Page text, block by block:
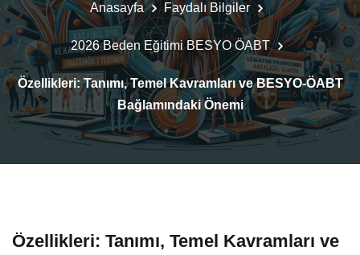
Anasayfa Faydalı Bilgiler
2026 Beden Eğitimi BESYO ÖABT
Özellikleri: Tanımı, Temel Kavramları ve BESYO-ÖABT
Bağlamındaki Önemi
Özellikleri: Tanımı, Temel Kavramları ve